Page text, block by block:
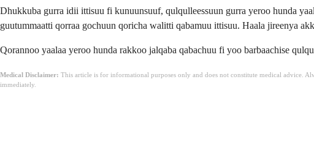
Dhukkuba gurra idii ittisuu fi kunuunsuuf, qulqulleessuun gurra yeroo hunda
guutummaatti qorraa gochuun qoricha walitti qabamuu ittisuu. Haala jireenya
Qorannoo yaalaa yeroo hunda rakkoo jalqaba qabachuu fi yoo barbaachise
Medical Disclaimer: This article is for informational purposes only and does not constitute medical advice.
immediately.